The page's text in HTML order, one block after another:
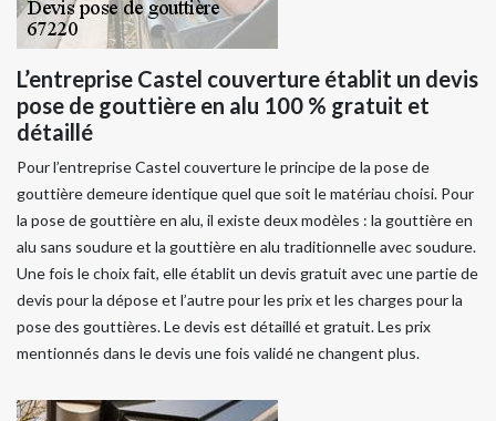
L’entreprise Castel couverture établit un devis
pose de gouttière en alu 100 % gratuit et
détaillé
Pour l’entreprise Castel couverture le principe de la pose de
gouttière demeure identique quel que soit le matériau choisi. Pour
la pose de gouttière en alu, il existe deux modèles : la gouttière en
alu sans soudure et la gouttière en alu traditionnelle avec soudure.
Une fois le choix fait, elle établit un devis gratuit avec une partie de
devis pour la dépose et l’autre pour les prix et les charges pour la
pose des gouttières. Le devis est détaillé et gratuit. Les prix
mentionnés dans le devis une fois validé ne changent plus.